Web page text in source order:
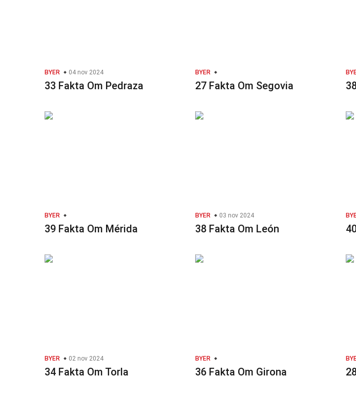
BYER 04 nov 2024
33 Fakta Om Pedraza
BYER
27 Fakta Om Segovia
BYER
39 Fakta Om Mérida
BYER 03 nov 2024
38 Fakta Om León
BYER 02 nov 2024
34 Fakta Om Torla
BYER
36 Fakta Om Girona